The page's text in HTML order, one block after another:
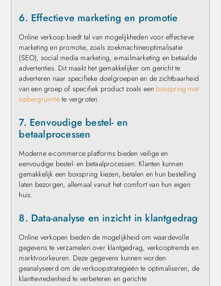
6. Effectieve marketing en promotie
Online verkoop biedt tal van mogelijkheden voor effectieve
marketing en promotie, zoals zoekmachineoptimalisatie
(SEO), social media marketing, e-mailmarketing en betaalde
advertenties. Dit maakt het gemakkelijker om gericht te
adverteren naar specifieke doelgroepen en de zichtbaarheid
van een groep of specifiek product zoals een boxspring met
opbergruimtete vergroten.
7. Eenvoudige bestel- en
betaalprocessen
Moderne e-commerce platforms bieden veilige en
eenvoudige bestel- en betaalprocessen. Klanten kunnen
gemakkelijk een boxspring kiezen, betalen en hun bestelling
laten bezorgen, allemaal vanuit het comfort van hun eigen
huis.
8. Data-analyse en inzicht in klantgedrag
Online verkopen bieden de mogelijkheid om waardevolle
gegevens te verzamelen over klantgedrag, verkooptrends en
marktvoorkeuren. Deze gegevens kunnen worden
geanalyseerd om de verkoopstrategieën te optimaliseren, de
klanttevredenheid te verbeteren en gerichte